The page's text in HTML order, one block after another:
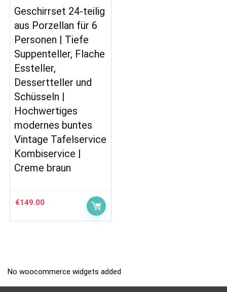
Geschirrset 24-teilig
aus Porzellan für 6
Personen | Tiefe
Suppenteller, Flache
Essteller,
Dessertteller und
Schüsseln |
Hochwertiges
modernes buntes
Vintage Tafelservice
Kombiservice |
Creme braun
€149.00
No woocommerce widgets added